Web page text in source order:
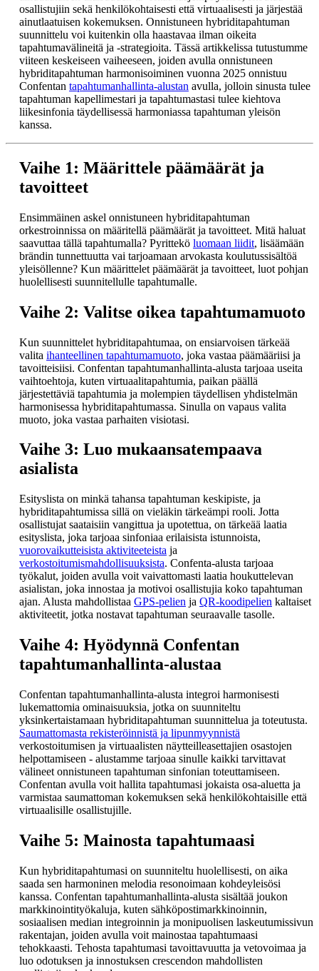
osallistujiin sekä henkilökohtaisesti että virtuaalisesti ja järjestää
ainutlaatuisen kokemuksen. Onnistuneen hybriditapahtuman
suunnittelu voi kuitenkin olla haastavaa ilman oikeita
tapahtumavälineitä ja -strategioita. Tässä artikkelissa tutustumme
viiteen keskeiseen vaiheeseen, joiden avulla onnistuneen
hybriditapahtuman harmonisoiminen vuonna 2025 onnistuu
Confentan tapahtumanhallinta-alustan avulla, jolloin sinusta tulee
tapahtuman kapellimestari ja tapahtumastasi tulee kiehtova
liikesinfonia täydellisessä harmoniassa tapahtuman yleisön
kanssa.
Vaihe 1: Määrittele päämäärät ja
tavoitteet
Ensimmäinen askel onnistuneen hybriditapahtuman
orkestroinnissa on määritellä päämäärät ja tavoitteet. Mitä haluat
saavuttaa tällä tapahtumalla? Pyrittekö luomaan liidit, lisäämään
brändin tunnettuutta vai tarjoamaan arvokasta koulutussisältöä
yleisöllenne? Kun määrittelet päämäärät ja tavoitteet, luot pohjan
huolellisesti suunnitellulle tapahtumalle.
Vaihe 2: Valitse oikea tapahtumamuoto
Kun suunnittelet hybriditapahtumaa, on ensiarvoisen tärkeää
valita ihanteellinen tapahtumamuoto, joka vastaa päämääriisi ja
tavoitteisiisi. Confentan tapahtumanhallinta-alusta tarjoaa useita
vaihtoehtoja, kuten virtuaalitapahtumia, paikan päällä
järjestettäviä tapahtumia ja molempien täydellisen yhdistelmän
harmonisessa hybriditapahtumassa. Sinulla on vapaus valita
muoto, joka vastaa parhaiten visiotasi.
Vaihe 3: Luo mukaansatempaava
asialista
Esityslista on minkä tahansa tapahtuman keskipiste, ja
hybriditapahtumissa sillä on vieläkin tärkeämpi rooli. Jotta
osallistujat saataisiin vangittua ja upotettua, on tärkeää laatia
esityslista, joka tarjoaa sinfoniaa erilaisista istunnoista,
vuorovaikutteisista aktiviteeteista ja
verkostoitumismahdollisuuksista. Confenta-alusta tarjoaa
työkalut, joiden avulla voit vaivattomasti laatia houkuttelevan
asialistan, joka innostaa ja motivoi osallistujia koko tapahtuman
ajan. Alusta mahdollistaa GPS-pelien ja QR-koodipelien kaltaiset
aktiviteetit, jotka nostavat tapahtuman seuraavalle tasolle.
Vaihe 4: Hyödynnä Confentan
tapahtumanhallinta-alustaa
Confentan tapahtumanhallinta-alusta integroi harmonisesti
lukemattomia ominaisuuksia, jotka on suunniteltu
yksinkertaistamaan hybriditapahtuman suunnittelua ja toteutusta.
Saumattomasta rekisteröinnistä ja lipunmyynnistä
verkostoitumisen ja virtuaalisten näytteilleasettajien osastojen
helpottamiseen - alustamme tarjoaa sinulle kaikki tarvittavat
välineet onnistuneen tapahtuman sinfonian toteuttamiseen.
Confentan avulla voit hallita tapahtumasi jokaista osa-aluetta ja
varmistaa saumattoman kokemuksen sekä henkilökohtaisille että
virtuaalisille osallistujille.
Vaihe 5: Mainosta tapahtumaasi
Kun hybriditapahtumasi on suunniteltu huolellisesti, on aika
saada sen harmoninen melodia resonoimaan kohdeyleisösi
kanssa. Confentan tapahtumanhallinta-alusta sisältää joukon
markkinointityökaluja, kuten sähköpostimarkkinoinnin,
sosiaalisen median integroinnin ja monipuolisen laskeutumissivun
rakentajan, joiden avulla voit mainostaa tapahtumaasi
tehokkaasti. Tehosta tapahtumasi tavoittavuutta ja vetovoimaa ja
luo odotuksen ja innostuksen crescendon mahdollisten